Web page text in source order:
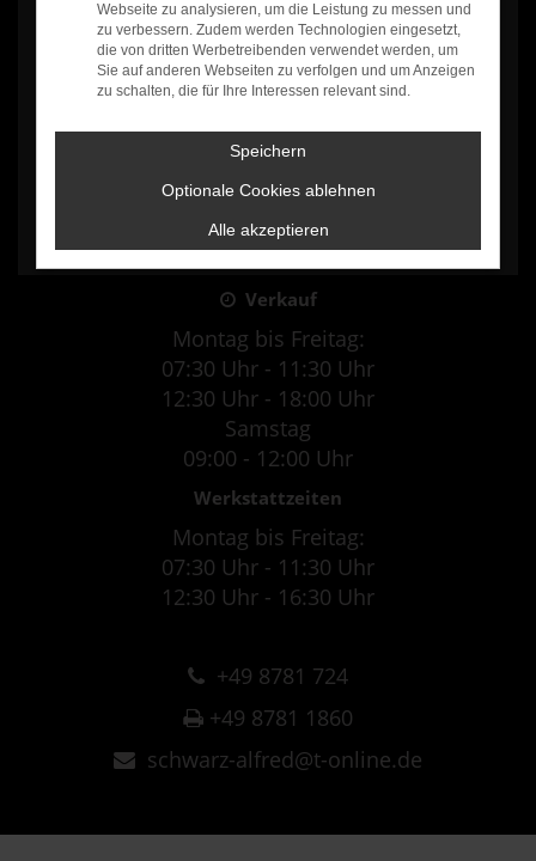
Es wird versucht, Inhalte vonwww.google.comzu laden. Dabei
können Daten an Dritte weitergegeben werden. Wenn Sie damit
einverstanden sind, klicken Sie bitte auf "Bestätigen".
Bestätigen
Verkauf
Montag bis Freitag:
07:30 Uhr - 11:30 Uhr
12:30 Uhr - 18:00 Uhr
Samstag
09:00 - 12:00 Uhr
Werkstattzeiten
Montag bis Freitag:
07:30 Uhr - 11:30 Uhr
12:30 Uhr - 16:30 Uhr
+49 8781 724
+49 8781 1860
schwarz-alfred@t-online.de
Webseite zu analysieren, um die Leistung zu messen und
zu verbessern. Zudem werden Technologien eingesetzt,
die von dritten Werbetreibenden verwendet werden, um
Sie auf anderen Webseiten zu verfolgen und um Anzeigen
zu schalten, die für Ihre Interessen relevant sind.
Speichern
Optionale Cookies ablehnen
Alle akzeptieren